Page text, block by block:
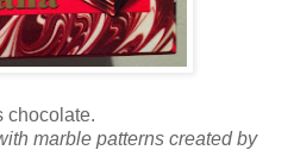
chocolate.
marble patterns created by